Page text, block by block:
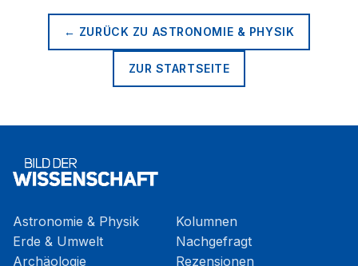
← ZURÜCK ZU ASTRONOMIE & PHYSIK
ZUR STARTSEITE
Astronomie & Physik
Erde & Umwelt
Archäologie
Kolumnen
Nachgefragt
Rezensionen